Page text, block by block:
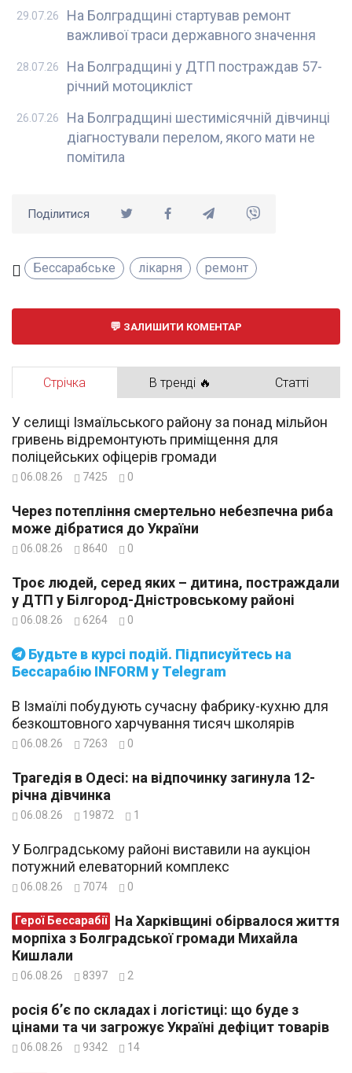
На Болградщині стартував ремонт
важливої траси державного значення
29.07.26
На Болградщині у ДТП постраждав 57-
річний мотоцикліст
28.07.26
На Болградщині шестимісячній дівчинці
діагностували перелом, якого мати не
помітила
26.07.26
Поділитися
Бессарабське лікарня ремонт
ЗАЛИШИТИ КОМЕНТАР
Стрічка В тренді 🔥 Статті
Будьте в курсі подій. Підписуйтесь на
Бессарабію INFORM у Telegram
У селищі Ізмаїльського району за понад мільйон
гривень відремонтують приміщення для
поліцейських офіцерів громади
06.08.26 7425 0
Через потепління смертельно небезпечна риба
може дібратися до України
06.08.26 8640 0
Троє людей, серед яких – дитина, постраждали
у ДТП у Білгород-Дністровському районі
06.08.26 6264 0
В Ізмаїлі побудують сучасну фабрику-кухню для
безкоштовного харчування тисяч школярів
06.08.26 7263 0
Трагедія в Одесі: на відпочинку загинула 12-
річна дівчинка
06.08.26 19872 1
У Болградському районі виставили на аукціон
потужний елеваторний комплекс
06.08.26 7074 0
Герої Бессарабії
морпіха з Болградської громади Михайла
Кишлали
06.08.26 8397 2
росія б’є по складах і логістиці: що буде з
цінами та чи загрожує Україні дефіцит товарів
06.08.26 9342 14